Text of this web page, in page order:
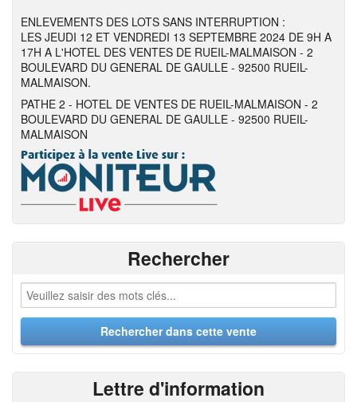
ENLEVEMENTS DES LOTS SANS INTERRUPTION :
LES JEUDI 12 ET VENDREDI 13 SEPTEMBRE 2024 DE 9H A
17H A L'HOTEL DES VENTES DE RUEIL-MALMAISON - 2
BOULEVARD DU GENERAL DE GAULLE - 92500 RUEIL-
MALMAISON.
PATHE 2 - HOTEL DE VENTES DE RUEIL-MALMAISON - 2
BOULEVARD DU GENERAL DE GAULLE - 92500 RUEIL-
MALMAISON
Rechercher
Lettre d'information